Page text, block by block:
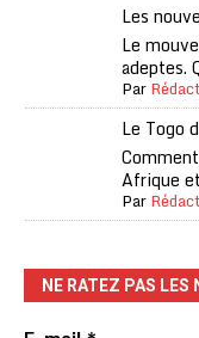
Les
Le
adeptes.
Par
Le Togo
Afrique
Par
NE RATEZ PAS LES